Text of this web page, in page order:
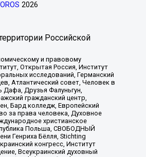
2026
Российской
и правовому
Открытая Россия, Институт
исследований, Германский
Атлантический совет, Человек в
Друзья Фалуньгун,
гражданский центр,
Бард колледж, Европейский
за права человека, Духовное
христианское
Польша, СВОБОДНЫЙ
Генриха Бёлля, Stichting
конгресс, Институт
Всеукраинский духовный